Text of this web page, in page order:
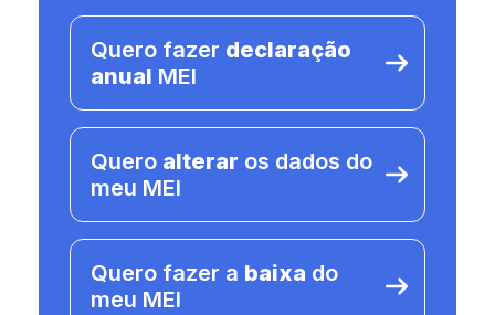
Quero fazer declaração
anual MEI
Quero alterar os dados do
meu MEI
Quero fazer a baixa do
meu MEI